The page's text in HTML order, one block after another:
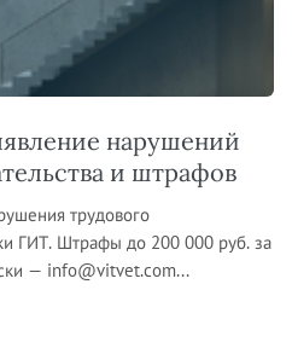
нарушений
и штрафов
трудового
ГИТ. Штрафы до 200 000 руб. за
— info@vitvet.com...